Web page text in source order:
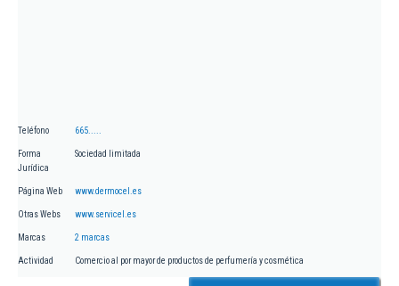
Teléfono 665.....
Forma
Jurídica
Sociedad limitada
Página Web www.dermocel.es
Otras Webs www.servicel.es
Marcas 2 marcas
Actividad Comercio al por mayor de productos de perfumería y cosmética